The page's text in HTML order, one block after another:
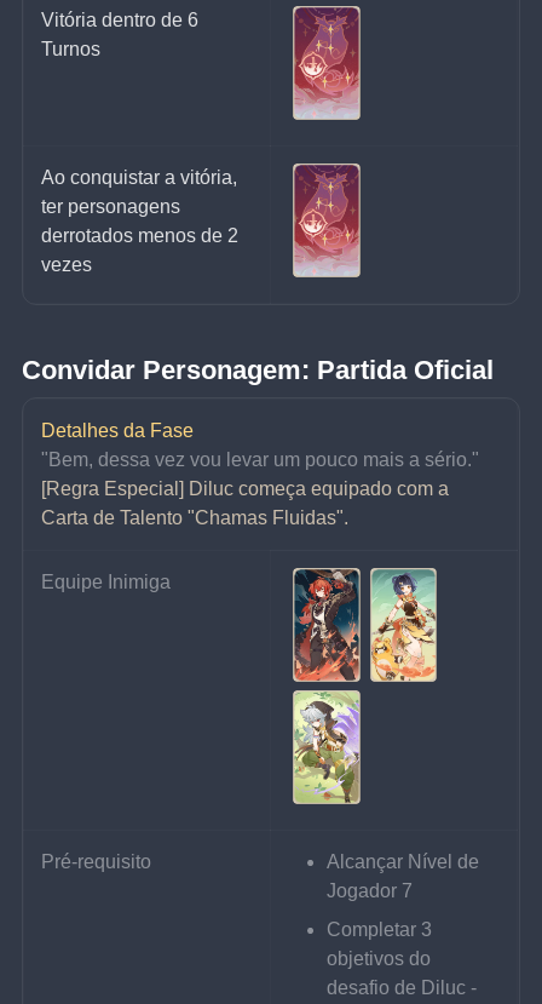
Vitória dentro de 6
Turnos
Ao conquistar a vitória,
ter personagens
derrotados menos de 2
vezes
Convidar Personagem: Partida Oficial
Detalhes da Fase
"Bem, dessa vez vou levar um pouco mais a sério."
[Regra Especial] Diluc começa equipado com a
Carta de Talento "Chamas Fluidas".
Equipe Inimiga
Pré-requisito
Alcançar Nível de
Jogador 7
Completar 3
objetivos do
desafio de Diluc -